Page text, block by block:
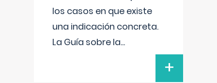
los casos en que existe
una indicación concreta.
La Guía sobre la...
+